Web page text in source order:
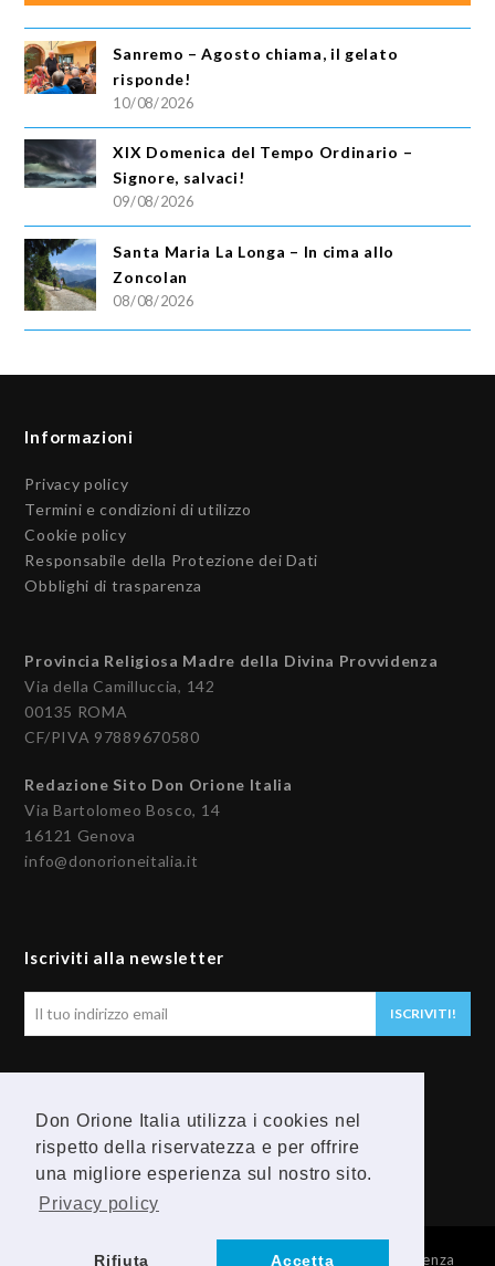
Don Orione Italia utilizza i cookies nel
rispetto della riservatezza e per offrire
una migliore esperienza sul nostro sito.
Privacy policy
Rifiuta Accetta
Sanremo – Agosto chiama, il gelato
risponde!
10/08/2026
XIX Domenica del Tempo Ordinario –
Signore, salvaci!
09/08/2026
Santa Maria La Longa – In cima allo
Zoncolan
08/08/2026
Informazioni
Privacy policy
Termini e condizioni di utilizzo
Cookie policy
Responsabile della Protezione dei Dati
Obblighi di trasparenza
Provincia Religiosa Madre della Divina Provvidenza
Via della Camilluccia, 142
00135 ROMA
CF/PIVA 97889670580
Redazione Sito Don Orione Italia
Via Bartolomeo Bosco, 14
16121 Genova
info@donorioneitalia.it
Iscriviti alla newsletter
ISCRIVITI!
F
Y
o
© 2026 Provincia Religiosa Madre della Divina Provvidenza